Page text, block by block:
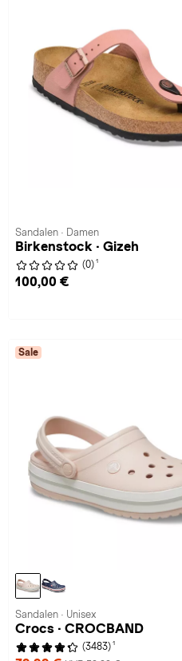
Sandalen · Damen
Birkenstock · Gizeh
(0) 1
100,00 €
Sale
Sandalen · Unisex
Crocs · CROCBAND
(3483) 1